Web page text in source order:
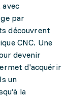
par
découvrent
CNC. Une
devenir
d'acquérir
un
la